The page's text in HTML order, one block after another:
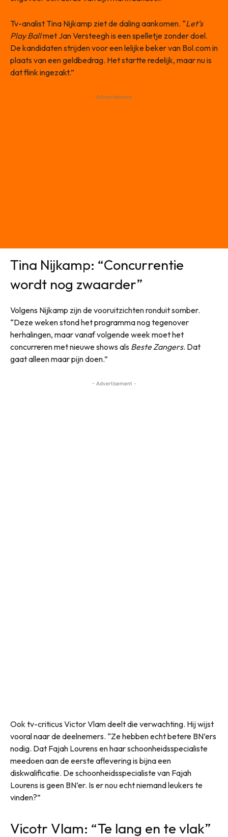
Tv-analist Tina Nijkamp ziet de daling aankomen. “Let’s
Play Ballmet Jan Versteegh is een spelletje zonder doel.
De kandidaten strijden voor een lelijke beker van Bol.com in
plaats van een geldbedrag. Het startte redelijk, maar nu is
dat flink ingezakt.”
- Advertisement -
Tina Nijkamp: “Concurrentie
wordt nog zwaarder”
Volgens Nijkamp zijn de vooruitzichten ronduit somber.
“Deze weken stond het programma nog tegenover
herhalingen, maar vanaf volgende week moet het
concurreren met nieuwe shows als Beste Zangers. Dat
gaat alleen maar pijn doen.”
- Advertisement -
Ook tv-criticus Victor Vlam deelt die verwachting. Hij wijst
vooral naar de deelnemers. “Ze hebben echt betere BN’ers
nodig. Dat Fajah Lourens en haar schoonheidsspecialiste
meedoen aan de eerste aflevering is bijna een
diskwalificatie. De schoonheidsspecialiste van Fajah
Lourens is geen BN’er. Is er nou echt niemand leukers te
vinden?”
Vicotr Vlam: “Te lang en te vlak”